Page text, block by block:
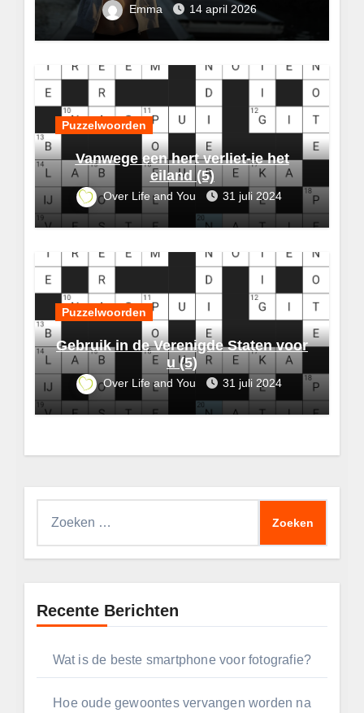
Emma 14 april 2026
Puzzelwoorden
Vanwege een hert verliet-ie het
eiland (5)
Over Life and You 31 juli 2024
Puzzelwoorden
Gebruik in de Verenigde Staten voor
u (5)
Over Life and You 31 juli 2024
Recente Berichten
Wat is de beste smartphone voor fotografie?
Hoe oude gewoontes vervangen worden na